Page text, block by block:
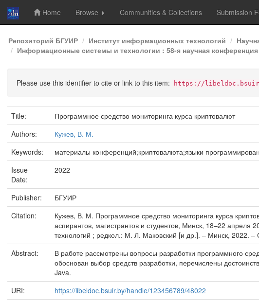
Skip
navigation
Home Browse Communities & Collections Submission
Репозиторий БГУИР Институт информационных технологий
Информационные системы и технологии : 58-я научная конференция
Please use this identifier to cite or link to this item: https://
Title:
Программное средство мониторинга курса криптовалют
Authors:
Кужев, В. М.
Keywords:
материалы конференций;криптовалюта;языки
Issue
Date:
2022
Publisher:
БГУИР
Citation:
Кужев, В. М. Программное средство мониторинга курса
аспирантов, магистрантов и студентов, Минск, 18–22 апреля
технологий ; редкол.: М. Л. Маковский [и др.]. – Минск, 2022. –
Abstract:
В работе рассмотрены вопросы разработки программного
обоснован выбор средств разработки, перечислены
Java.
URI:
https://libeldoc.bsuir.by/handle/123456789/48022